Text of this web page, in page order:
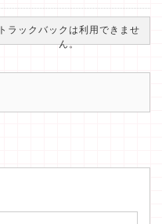
トラックバックは利用できませ
ん。